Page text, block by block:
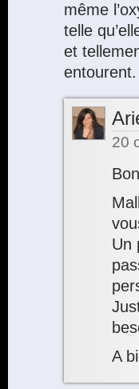
même
telle
et
entourent.
20
Un
A